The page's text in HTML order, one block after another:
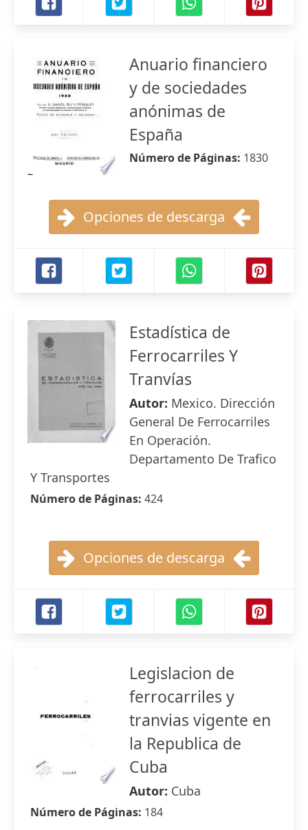
Anuario financiero
y de sociedades
anónimas de
España
Número de Páginas: 1830
Opciones de descarga
Estadística de
Ferrocarriles Y
Tranvías
Autor: Mexico. Dirección
General De Ferrocarriles
En Operación.
Departamento De Trafico
Y Transportes
Número de Páginas: 424
Opciones de descarga
Legislacion de
ferrocarriles y
tranvias vigente en
la Republica de
Cuba
Autor: Cuba
Número de Páginas: 184